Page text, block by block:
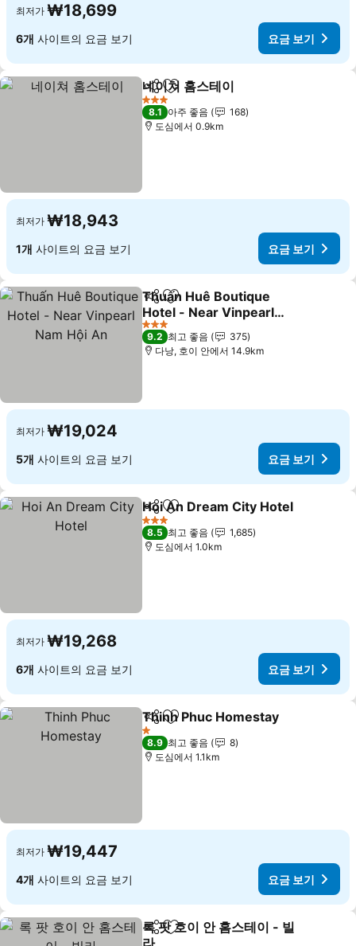
최저가 ₩18,699
6개 사이트의 요금 보기 요금 보기
공유 즐겨찾기에 추가
네이쳐 홈스테이
3 성급
8.1 아주 좋음
168
도심에서 0.9km
최저가 ₩18,943
1개 사이트의 요금 보기 요금 보기
공유 즐겨찾기에 추가
Thuấn Huê Boutique
Hotel - Near Vinpearl
Nam Hội An
요금 보기
3 성급
9.2 최고 좋음
375
다낭, 호이 안에서 14.9km
최저가 ₩19,024
5개 사이트의 요금 보기 요금 보기
공유 즐겨찾기에 추가
Hoi An Dream City Hotel
3 성급
8.5 최고 좋음
1,685
도심에서 1.0km
최저가 ₩19,268
6개 사이트의 요금 보기 요금 보기
공유 즐겨찾기에 추가
Thinh Phuc Homestay
1 성급
8.9 최고 좋음
8
도심에서 1.1km
최저가 ₩19,447
4개 사이트의 요금 보기 요금 보기
공유 즐겨찾기에 추가
록 팟 호이 안 홈스테이 - 빌
라